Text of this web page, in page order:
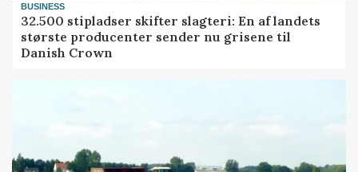
BUSINESS
32.500 stipladser skifter slagteri: En af landets
største producenter sender nu grisene til
Danish Crown